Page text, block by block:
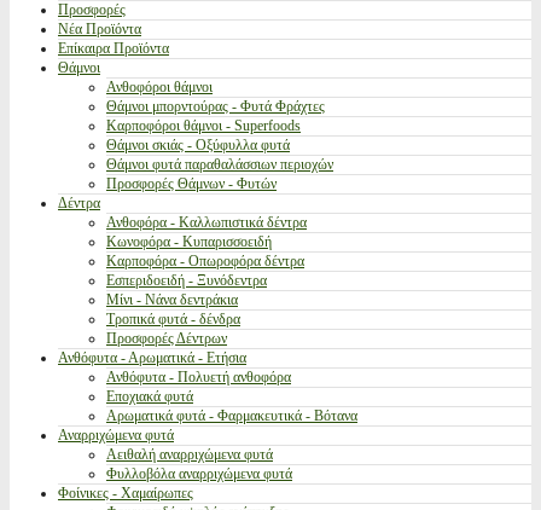
Προσφορές
Νέα Προϊόντα
Επίκαιρα Προϊόντα
Θάμνοι
Ανθοφόροι θάμνοι
Θάμνοι μπορντούρας - Φυτά Φράχτες
Καρποφόροι θάμνοι - Superfoods
Θάμνοι σκιάς - Οξύφυλλα φυτά
Θάμνοι φυτά παραθαλάσσιων περιοχών
Προσφορές Θάμνων - Φυτών
Δέντρα
Ανθοφόρα - Καλλωπιστικά δέντρα
Κωνοφόρα - Κυπαρισσοειδή
Καρποφόρα - Οπωροφόρα δέντρα
Εσπεριδοειδή - Ξυνόδεντρα
Μίνι - Νάνα δεντράκια
Τροπικά φυτά - δένδρα
Προσφορές Δέντρων
Ανθόφυτα - Αρωματικά - Ετήσια
Ανθόφυτα - Πολυετή ανθοφόρα
Εποχιακά φυτά
Αρωματικά φυτά - Φαρμακευτικά - Βότανα
Αναρριχώμενα φυτά
Αειθαλή αναρριχώμενα φυτά
Φυλλοβόλα αναρριχώμενα φυτά
Φοίνικες - Χαμαίρωπες